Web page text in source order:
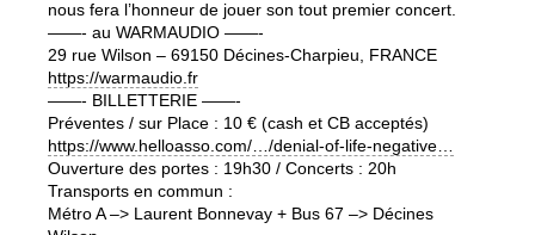
nous fera l’honneur de jouer son tout premier concert.
——- au WARMAUDIO ——-
29 rue Wilson – 69150 Décines-Charpieu, FRANCE
https://warmaudio.fr
——- BILLETTERIE ——-
Préventes / sur Place : 10 € (cash et CB acceptés)
https://www.helloasso.com/…/denial-of-life-negative…
Ouverture des portes : 19h30 / Concerts : 20h
Transports en commun :
Métro A –> Laurent Bonnevay + Bus 67 –> Décines